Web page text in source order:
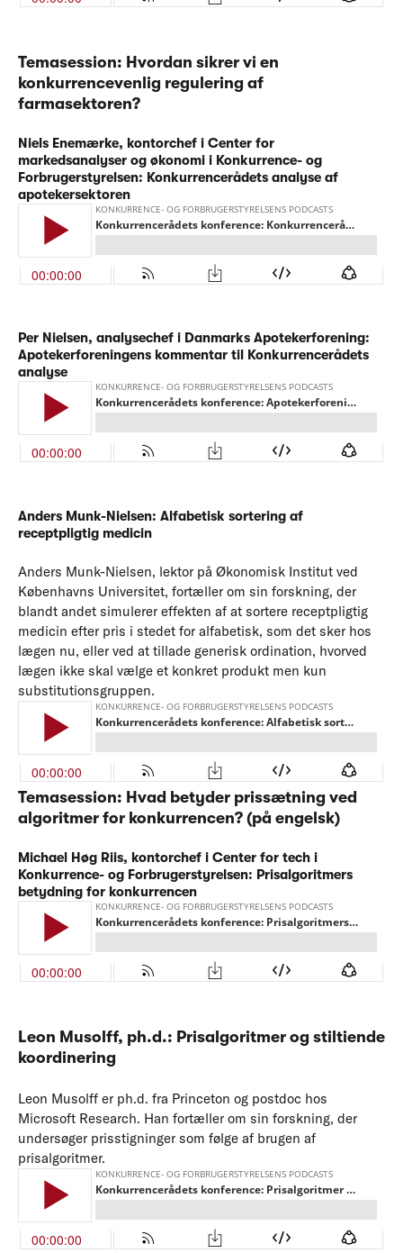
Temasession: Hvordan sikrer vi en
konkurrencevenlig regulering af
farmasektoren?
Niels Enemærke, kontorchef i Center for
markedsanalyser og økonomi i Konkurrence- og
Forbrugerstyrelsen: Konkurrencerådets analyse af
apotekersektoren
Per Nielsen, analysechef i Danmarks Apotekerforening:
Apotekerforeningens kommentar til Konkurrencerådets
analyse
Anders Munk-Nielsen: Alfabetisk sortering af
receptpligtig medicin
Anders Munk-Nielsen, lektor på Økonomisk Institut ved
Københavns Universitet, fortæller om sin forskning, der
blandt andet simulerer effekten af at sortere receptpligtig
medicin efter pris i stedet for alfabetisk, som det sker hos
lægen nu, eller ved at tillade generisk ordination, hvorved
lægen ikke skal vælge et konkret produkt men kun
substitutionsgruppen.
Temasession: Hvad betyder prissætning ved
algoritmer for konkurrencen? (på engelsk)
Michael Høg Riis, kontorchef i Center for tech i
Konkurrence- og Forbrugerstyrelsen: Prisalgoritmers
betydning for konkurrencen
Leon Musolff, ph.d.: Prisalgoritmer og stiltiende
koordinering
Leon Musolff er ph.d. fra Princeton og postdoc hos
Microsoft Research. Han fortæller om sin forskning, der
undersøger prisstigninger som følge af brugen af
prisalgoritmer.